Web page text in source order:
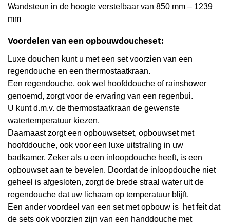
Wandsteun in de hoogte verstelbaar van 850 mm – 1239
mm
Voordelen van een opbouwdoucheset:
Luxe douchen kunt u met een set voorzien van een
regendouche en een thermostaatkraan.
Een regendouche, ook wel hoofddouche of rainshower
genoemd, zorgt voor de ervaring van een regenbui.
U kunt d.m.v. de thermostaatkraan de gewenste
watertemperatuur kiezen.
Daarnaast zorgt een opbouwsetset, opbouwset met
hoofddouche, ook voor een luxe uitstraling in uw
badkamer. Zeker als u een inloopdouche heeft, is een
opbouwset aan te bevelen. Doordat de inloopdouche niet
geheel is afgesloten, zorgt de brede straal water uit de
regendouche dat uw lichaam op temperatuur blijft.
Een ander voordeel van een set met opbouw is het feit dat
de sets ook voorzien zijn van een handdouche met